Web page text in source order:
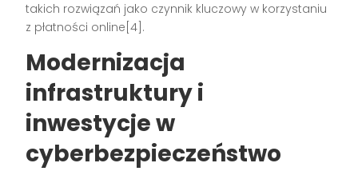
takich rozwiązań jako czynnik kluczowy w korzystaniu
z płatności online[4].
Modernizacja
infrastruktury i
inwestycje w
cyberbezpieczeństwo